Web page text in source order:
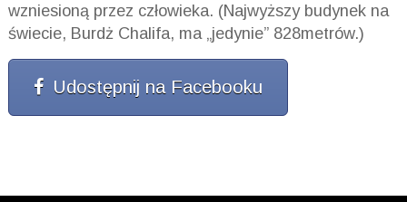
wzniesioną przez człowieka. (Najwyższy budynek na
świecie, Burdż Chalifa, ma „jedynie” 828metrów.)
Udostępnij na Facebooku